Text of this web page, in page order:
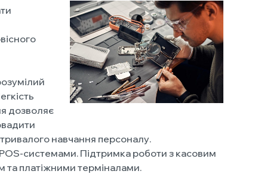
дозволяє
навчання персоналу.
POS-системами. Підтримка роботи з касовим
та платіжними терміналами.